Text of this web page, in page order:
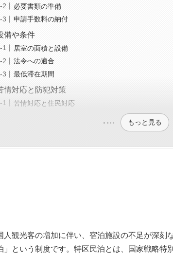
必要書類の準備
申請手数料の納付
備や条件
居室の面積と設備
法令への適合
最低滞在期間
情対応と防犯対策
苦情対応と住民対応
もっと見る
人観光客の増加に伴い、宿泊施設の不足が深刻
」という制度です。特区民泊とは、国家戦略特